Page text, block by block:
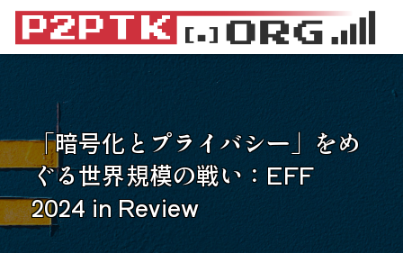
「暗号化とプライバシー」をめ
ぐる世界規模の戦い：EFF
2024 in Review